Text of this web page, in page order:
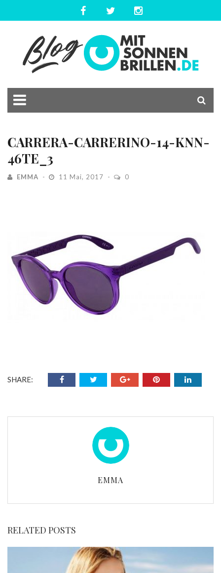
CARRERA-CARRERINO-14-KNN-
46TE_3
EMMA 11 Mai, 2017 0
SHARE:
EMMA
RELATED POSTS